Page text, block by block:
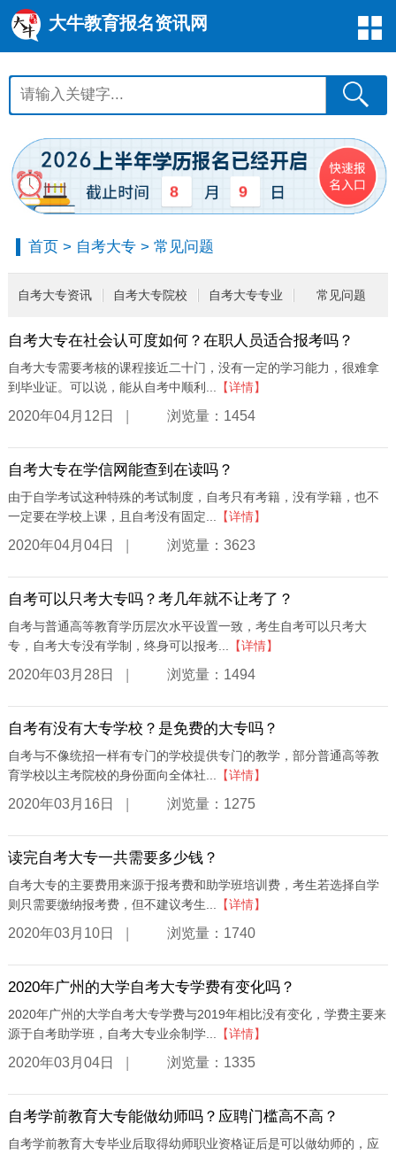
大牛教育报名资讯网
8 9
首页> 自考大专> 常见问题
自考大专资讯 自考大专院校 自考大专专业 常见问题
自考大专在社会认可度如何？在职人员适合报考吗？
自考大专需要考核的课程接近二十门，没有一定的学习能力，很难拿
到毕业证。可以说，能从自考中顺利...
【详情】
2020年04月12日 | 浏览量：1454
自考大专在学信网能查到在读吗？
由于自学考试这种特殊的考试制度，自考只有考籍，没有学籍，也不
一定要在学校上课，且自考没有固定...
【详情】
2020年04月04日 | 浏览量：3623
自考可以只考大专吗？考几年就不让考了？
自考与普通高等教育学历层次水平设置一致，考生自考可以只考大
专，自考大专没有学制，终身可以报考...
【详情】
2020年03月28日 | 浏览量：1494
自考有没有大专学校？是免费的大专吗？
自考与不像统招一样有专门的学校提供专门的教学，部分普通高等教
育学校以主考院校的身份面向全体社...
【详情】
2020年03月16日 | 浏览量：1275
读完自考大专一共需要多少钱？
自考大专的主要费用来源于报考费和助学班培训费，考生若选择自学
则只需要缴纳报考费，但不建议考生...
【详情】
2020年03月10日 | 浏览量：1740
2020年广州的大学自考大专学费有变化吗？
2020年广州的大学自考大专学费与2019年相比没有变化，学费主要来
源于自考助学班，自考大专业余制学...
【详情】
2020年03月04日 | 浏览量：1335
自考学前教育大专能做幼师吗？应聘门槛高不高？
自考学前教育大专毕业后取得幼师职业资格证后是可以做幼师的，应